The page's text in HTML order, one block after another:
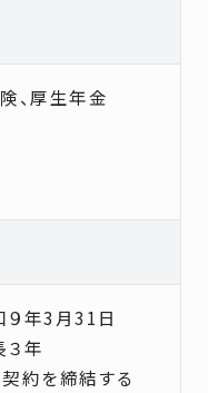
、厚生年金
９年3月31日
３年
約を締結する